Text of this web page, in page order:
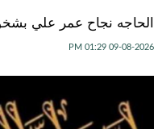
الحاجه نجاح عمر علي
09-08-2026 01:29 PM